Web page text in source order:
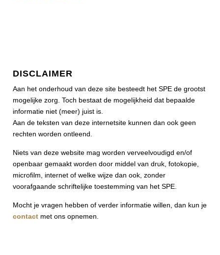
DISCLAIMER
Aan het onderhoud van deze site besteedt het SPE de grootst
mogelijke zorg. Toch bestaat de mogelijkheid dat bepaalde
informatie niet (meer) juist is.
Aan de teksten van deze internetsite kunnen dan ook geen
rechten worden ontleend.
Niets van deze website mag worden verveelvoudigd en/of
openbaar gemaakt worden door middel van druk, fotokopie,
microfilm, internet of welke wijze dan ook, zonder
voorafgaande schriftelijke toestemming van het SPE.
Mocht je vragen hebben of verder informatie willen, dan kun je
contact met ons opnemen.